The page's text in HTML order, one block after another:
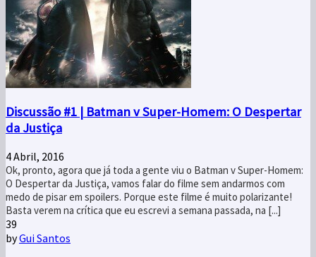
Discussão #1 | Batman v Super-Homem: O Despertar
da Justiça
4 Abril, 2016
Ok, pronto, agora que já toda a gente viu o Batman v Super-Homem:
O Despertar da Justiça, vamos falar do filme sem andarmos com
medo de pisar em spoilers. Porque este filme é muito polarizante!
Basta verem na crítica que eu escrevi a semana passada, na [...]
39
byGui Santos